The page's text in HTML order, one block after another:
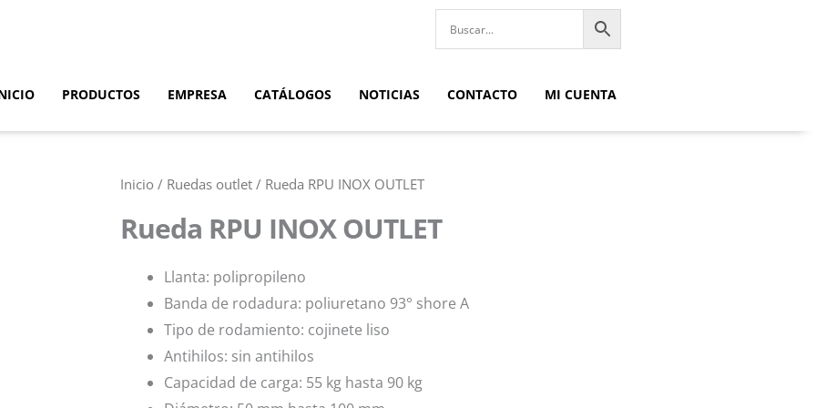
PRODUCTOS EMPRESA CATÁLOGOS NOTICIAS CONTACTO MI CUENTA
Inicio / Ruedas outlet / Rueda RPU INOX OUTLET
Rueda RPU INOX OUTLET
Llanta: polipropileno
Banda de rodadura: poliuretano 93° shore A
Tipo de rodamiento: cojinete liso
Antihilos: sin antihilos
Capacidad de carga: 55 kg hasta 90 kg